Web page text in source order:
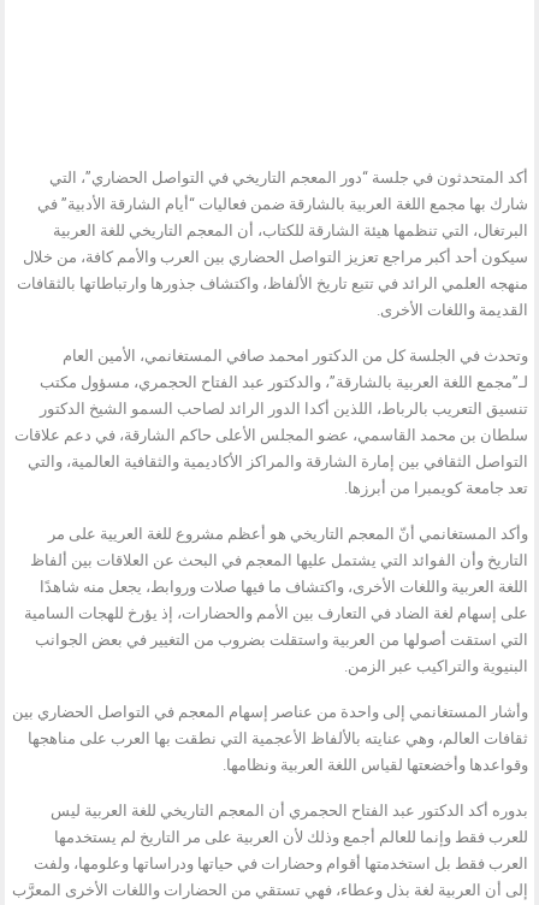
أكد المتحدثون في جلسة “دور المعجم التاريخي في التواصل الحضاري”، التي
شارك بها مجمع اللغة العربية بالشارقة ضمن فعاليات “أيام الشارقة الأدبية” في
البرتغال، التي تنظمها هيئة الشارقة للكتاب، أن المعجم التاريخي للغة العربية
سيكون أحد أكبر مراجع تعزيز التواصل الحضاري بين العرب والأمم كافة، من خلال
منهجه العلمي الرائد في تتبع تاريخ الألفاظ، واكتشاف جذورها وارتباطاتها بالثقافات
القديمة واللغات الأخرى.
وتحدث في الجلسة كل من الدكتور امحمد صافي المستغانمي، الأمين العام
لـ”مجمع اللغة العربية بالشارقة”، والدكتور عبد الفتاح الحجمري، مسؤول مكتب
تنسيق التعريب بالرباط، اللذين أكدا الدور الرائد لصاحب السمو الشيخ الدكتور
سلطان بن محمد القاسمي، عضو المجلس الأعلى حاكم الشارقة، في دعم علاقات
التواصل الثقافي بين إمارة الشارقة والمراكز الأكاديمية والثقافية العالمية، والتي
تعد جامعة كويمبرا من أبرزها.
وأكد المستغانمي أنّ المعجم التاريخي هو أعظم مشروع للغة العريية على مر
التاريخ وأن الفوائد التي يشتمل عليها المعجم في البحث عن العلاقات بين ألفاظ
اللغة العربية واللغات الأخرى، واكتشاف ما فيها صلات وروابط، يجعل منه شاهدًا
على إسهام لغة الضاد في التعارف بين الأمم والحضارات، إذ يؤرخ للهجات السامية
التي استقت أصولها من العربية واستقلت بضروب من التغيير في بعض الجوانب
البنيوية والتراكيب عبر الزمن.
وأشار المستغانمي إلى واحدة من عناصر إسهام المعجم في التواصل الحضاري بين
ثقافات العالم، وهي عنايته بالألفاظ الأعجمية التي نطقت بها العرب على مناهجها
وقواعدها وأخضعتها لقياس اللغة العربية ونظامها.
بدوره أكد الدكتور عبد الفتاح الحجمري أن المعجم التاريخي للغة العربية ليس
للعرب فقط وإنما للعالم أجمع وذلك لأن العربية على مر التاريخ لم يستخدمها
العرب فقط بل استخدمتها أقوام وحضارات في حياتها ودراساتها وعلومها، ولفت
إلى أن العربية لغة بذل وعطاء، فهي تستقي من الحضارات واللغات الأخرى المعرَّب